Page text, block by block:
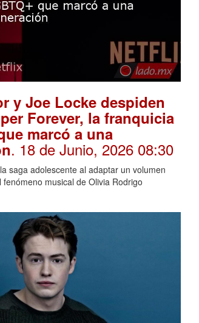
y Joe Locke despiden
Forever, la franquicia
marcó a una
. 18 de Junio, 2026 08:30
saga adolescente al adaptar un volumen
musical de Olivia Rodrigo